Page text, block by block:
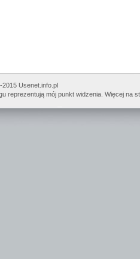
Usenet.info.pl
reprezentują mój punkt widzenia. Więcej na